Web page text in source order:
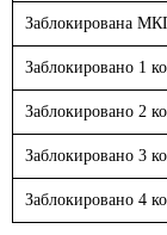
Заблокирована
Заблокировано 1
Заблокировано 2
Заблокировано 3
Заблокировано 4